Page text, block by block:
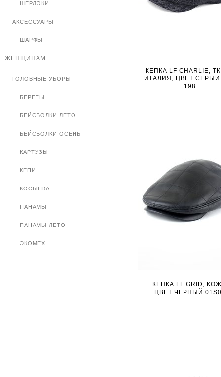
ШЕРЛОКИ
АКСЕССУАРЫ
ШАРФЫ
ЖЕНЩИНАМ
ГОЛОВНЫЕ УБОРЫ
БЕРЕТЫ
БЕЙСБОЛКИ ЛЕТО
БЕЙСБОЛКИ ОСЕНЬ
КАРТУЗЫ
КЕПИ
КОСЫНКА
ПАНАМЫ
ПАНАМЫ ЛЕТО
ЭКОМЕХ
КЕПКА LF CHARLIE,
ИТАЛИЯ, ЦВЕТ СЕРЫЙ
198
КЕПКА LF GRID,
ЦВЕТ ЧЕРНЫЙ